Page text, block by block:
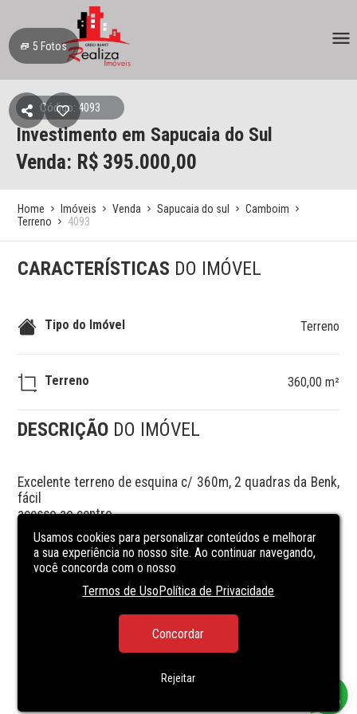
5 Fotos
Código: 4093
Investimento em Sapucaia do Sul
Venda: R$ 395.000,00
Home Imóveis Venda Sapucaia do sul
Camboim
Terreno
4093
CARACTERÍSTICAS DO IMÓVEL
Tipo do Imóvel Terreno
Terreno 360,00 m²
DESCRIÇÃO DO IMÓVEL
Excelente terreno de esquina c/ 360m, 2 quadras da Benk,
fácil
acesso ao centro,
próximo a escolas, mercados,
ponto de transporte público e outros pontos comerciais.
TERRENO EXCELENTE PARA PONTO COMECIAL!
Ofertas  válida até dia 19/11/2024
De R$ 395.000,00 por R$ 299.000,00
Usamos cookies para personalizar conteúdos e melhorar
a sua experiência no nosso site. Ao continuar navegando,
você concorda com o nosso
Termos de UsoPolítica de Privacidade
Concordar
Rejeitar